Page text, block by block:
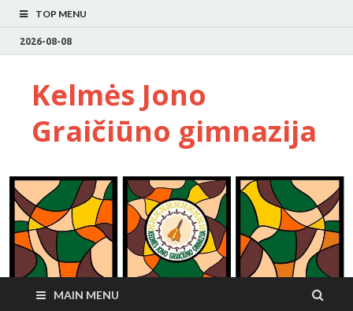
TOP MENU
2026-08-08
Kelmės Jono
Graičiūno gimnazija
MAIN MENU